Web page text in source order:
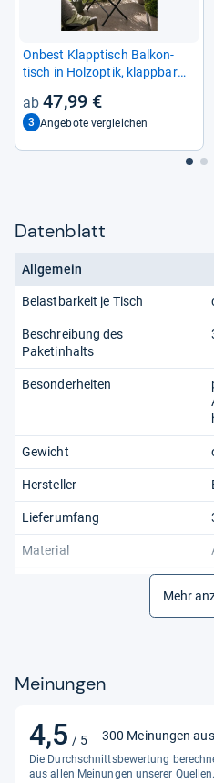
Onbest Klapp­tisch Bal­kon­
tisch in Hol­z­op­tik, klapp­bar
47,99 €
3 Angebote vergleichen
Datenblatt
Allgemein
Belastbarkeit je Tisch
Beschreibung des
Paketinhalts
Besonderheiten
Gewicht
Hersteller
Lieferumfang
Material
Maße aufgebaut LxBxH pro
Maße geklappt
Produktart
Mehr
Meinungen
4,5 / 5
4,5
von
5
300 Meinungen
Die Durchschnittsbewertung
aus allen Meinungen unserer Quellen.